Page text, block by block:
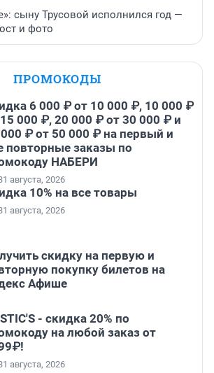
сыну Трусовой исполнился год —
и фото
ПРОМОКОДЫ
6 000 ₽ от 10 000 ₽, 10 000 ₽
000 ₽, 20 000 ₽ от 30 000 ₽ и
₽ от 50 000 ₽ на первый и
повторные заказы по
НАБЕРИ
августа, 2026
10% на все товары
августа, 2026
скидку на первую и
покупку билетов на
Афише
- скидка 20% по
на любой заказ от
августа, 2026